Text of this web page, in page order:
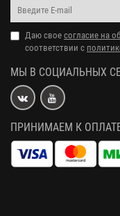
Даю свое согласие на
соответствии с
МЫ В СОЦИАЛЬНЫХ
ПРИНИМАЕМ К